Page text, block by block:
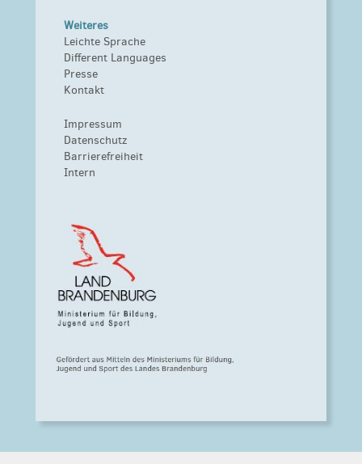
Weiteres
Leichte Sprache
Different Languages
Presse
Kontakt
Impressum
Datenschutz
Barrierefreiheit
Intern